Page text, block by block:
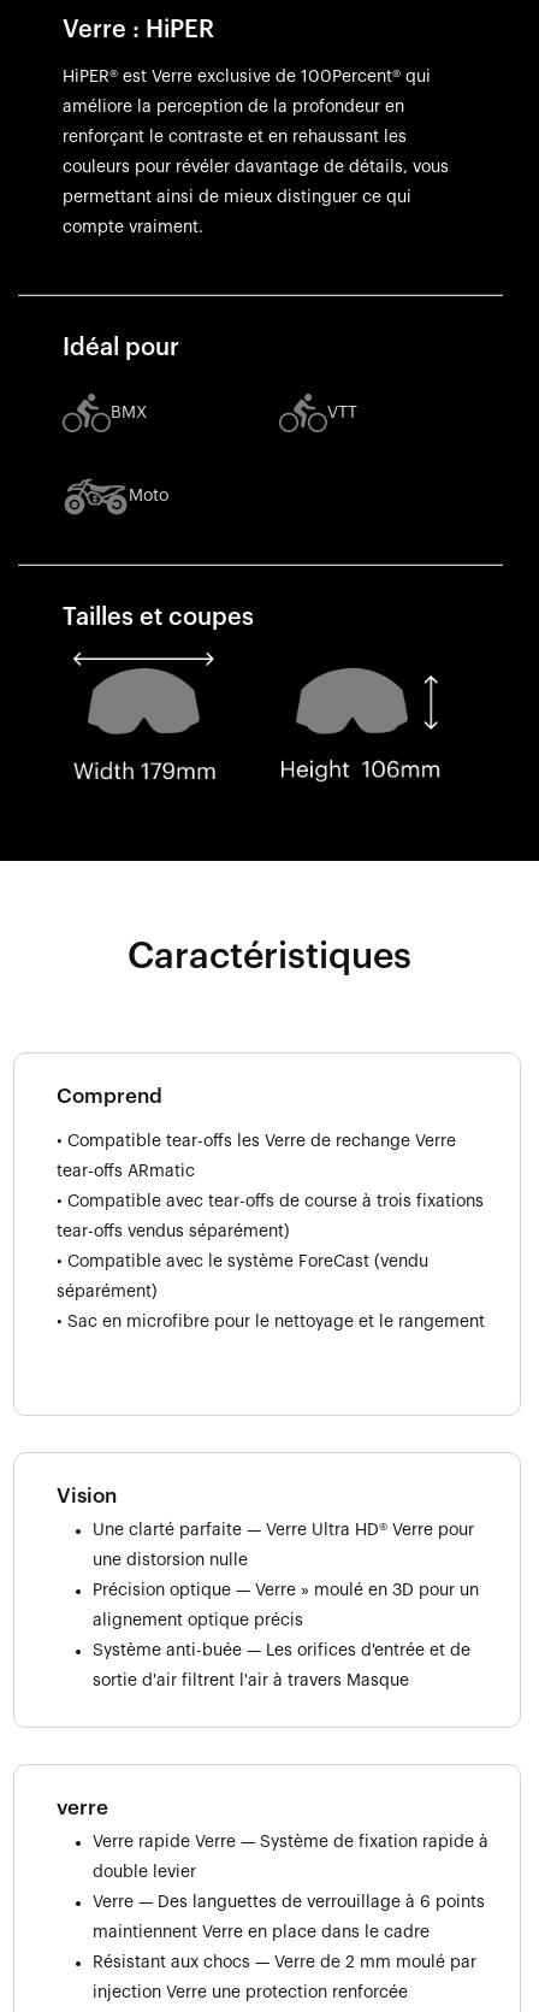
Verre : HiPER
HiPER® est Verre exclusive de 100Percent® qui
améliore la perception de la profondeur en
renforçant le contraste et en rehaussant les
couleurs pour révéler davantage de détails, vous
permettant ainsi de mieux distinguer ce qui
compte vraiment.
Idéal pour
BMX VTT
Moto
Tailles et coupes
Caractéristiques
Comprend
• Compatible tear-offs les Verre de rechange Verre
tear-offs ARmatic
• Compatible avec tear-offs de course à trois fixations
tear-offs vendus séparément)
• Compatible avec le système ForeCast (vendu
séparément)
• Sac en microfibre pour le nettoyage et le rangement
Vision
Une clarté parfaite — Verre Ultra HD® Verre pour
une distorsion nulle
Précision optique — Verre » moulé en 3D pour un
alignement optique précis
Système anti-buée — Les orifices d'entrée et de
sortie d'air filtrent l'air à travers Masque
verre
Verre rapide Verre — Système de fixation rapide à
double levier
Verre — Des languettes de verrouillage à 6 points
maintiennent Verre en place dans le cadre
Résistant aux chocs — Verre de 2 mm moulé par
injection Verre une protection renforcée